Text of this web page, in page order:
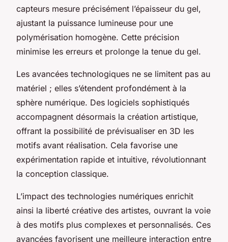
capteurs mesure précisément l’épaisseur du gel,
ajustant la puissance lumineuse pour une
polymérisation homogène. Cette précision
minimise les erreurs et prolonge la tenue du gel.
Les avancées technologiques ne se limitent pas au
matériel ; elles s’étendent profondément à la
sphère numérique. Des logiciels sophistiqués
accompagnent désormais la création artistique,
offrant la possibilité de prévisualiser en 3D les
motifs avant réalisation. Cela favorise une
expérimentation rapide et intuitive, révolutionnant
la conception classique.
L’impact des technologies numériques enrichit
ainsi la liberté créative des artistes, ouvrant la voie
à des motifs plus complexes et personnalisés. Ces
avancées favorisent une meilleure interaction entre